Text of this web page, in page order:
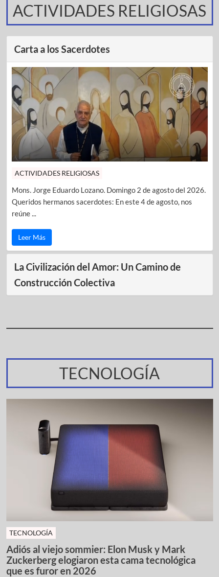
ACTIVIDADES RELIGIOSAS
Carta a los Sacerdotes
ACTIVIDADES RELIGIOSAS
Mons. Jorge Eduardo Lozano. Domingo 2 de agosto del 2026.
Queridos hermanos sacerdotes: En este 4 de agosto, nos
reúne ...
Leer Más
La Civilización del Amor: Un Camino de
Construcción Colectiva
TECNOLOGÍA
TECNOLOGÍA
Adiós al viejo sommier: Elon Musk y Mark
Zuckerberg elogiaron esta cama tecnológica
que es furor en 2026